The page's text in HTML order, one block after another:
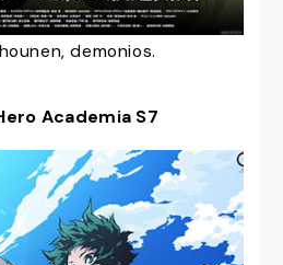
demonios.
Academia S7